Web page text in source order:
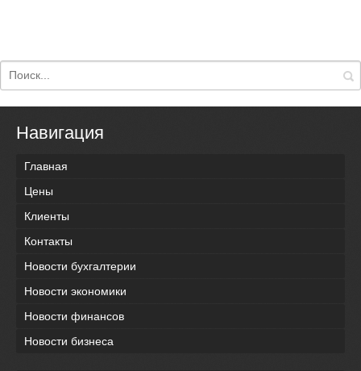
Навигация
Главная
Цены
Клиенты
Контакты
Новости бухгалтерии
Новости экономики
Новости финансов
Новости бизнеса